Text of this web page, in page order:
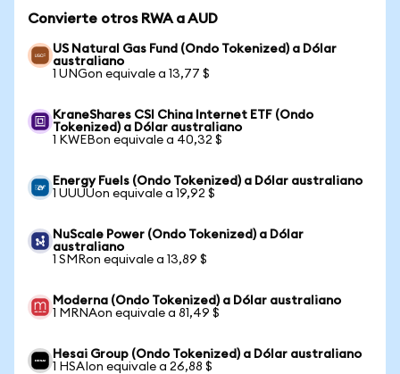
Convierte otros RWA a AUD
US Natural Gas Fund (Ondo Tokenized) a Dólar
australiano
1 UNGon equivale a 13,77 $
KraneShares CSI China Internet ETF (Ondo
Tokenized) a Dólar australiano
1 KWEBon equivale a 40,32 $
Energy Fuels (Ondo Tokenized) a Dólar australiano
1 UUUUon equivale a 19,92 $
NuScale Power (Ondo Tokenized) a Dólar
australiano
1 SMRon equivale a 13,89 $
Moderna (Ondo Tokenized) a Dólar australiano
1 MRNAon equivale a 81,49 $
Hesai Group (Ondo Tokenized) a Dólar australiano
1 HSAIon equivale a 26,88 $